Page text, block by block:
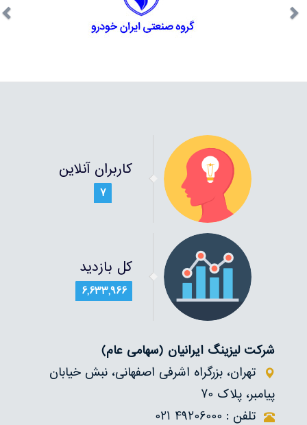
کاربران آنلاین
کل بازدید
6,633,966
شرکت لیزینگ ایرانیان(سهامی عام)
تهران، بزرگراه اشرفی اصفهانی، نبش خیابان
پیامبر، پلاک 70
تلفن : 49206000 021